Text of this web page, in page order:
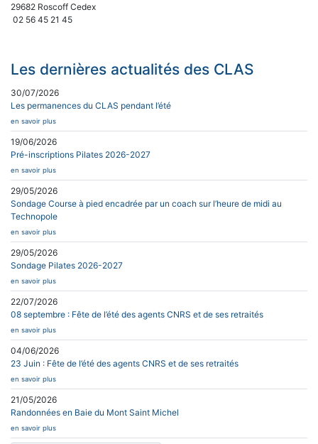
29682 Roscoff Cedex
02 56 45 21 45
Les dernières actualités des CLAS
30/07/2026
Les permanences du CLAS pendant l’été
en savoir plus
19/06/2026
Pré-inscriptions Pilates 2026-2027
en savoir plus
29/05/2026
Sondage Course à pied encadrée par un coach sur l’heure de midi au
Technopole
en savoir plus
29/05/2026
Sondage Pilates 2026-2027
en savoir plus
22/07/2026
08 septembre : Fête de l’été des agents CNRS et de ses retraités
en savoir plus
04/06/2026
23 Juin : Fête de l’été des agents CNRS et de ses retraités
en savoir plus
21/05/2026
Randonnées en Baie du Mont Saint Michel
en savoir plus